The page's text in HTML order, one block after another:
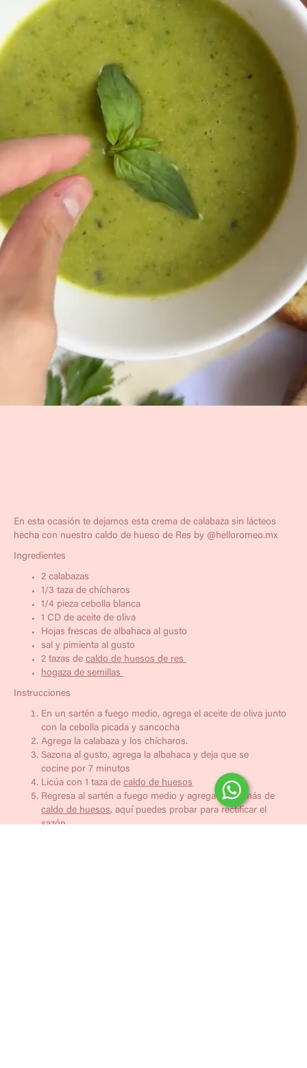
En esta ocasión te dejamos esta crema de calabaza sin lácteos
hecha con nuestro caldo de hueso de Res by @helloromeo.mx
Ingredientes
2 calabazas
1/3 taza de chícharos
1/4 pieza cebolla blanca
1 CD de aceite de oliva
Hojas frescas de albahaca al gusto
sal y pimienta al gusto
2 tazas de caldo de huesos de res
hogaza de semillas
Instrucciones
En un sartén a fuego medio, agrega el aceite de oliva junto
con la cebolla picada y sancocha
Agrega la calabaza y los chícharos.
Sazona al gusto, agrega la albahaca y deja que se
cocine por 7 minutos
Licúa con 1 taza de caldo de huesos
Regresa al sartén a fuego medio y agrega 1 taza más de
caldo de huesos, aquí puedes probar para rectificar el
sazón